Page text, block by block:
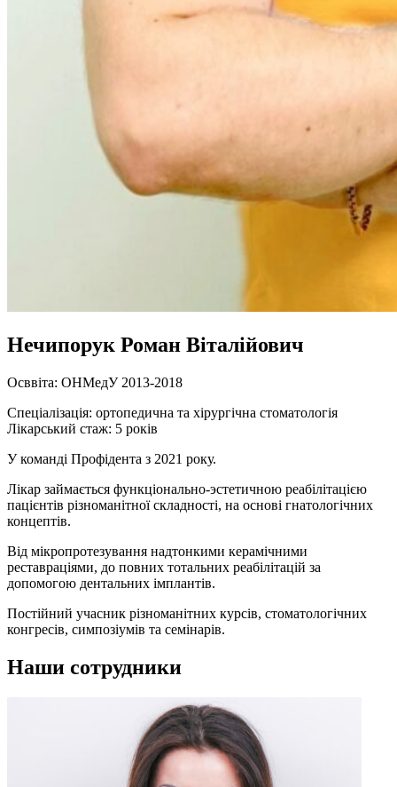
Нечипорук Роман Віталійович
Осввіта: ОНМедУ 2013-2018
Спеціалізація: ортопедична та хірургічна стоматологія
Лікарський стаж: 5 років
У команді Профідента з 2021 року.
Лікар займається функціонально-эстетичною реабілітацією
пацієнтів різноманітної складності, на основі гнатологічних
концептів.
Від мікропротезування надтонкими керамічними
реставраціями, до повних тотальних реабілітацій за
допомогою дентальних імплантів.
Постійний учасник різноманітних курсів, стоматологічних
конгресів, симпозіумів та семінарів.
Наши сотрудники